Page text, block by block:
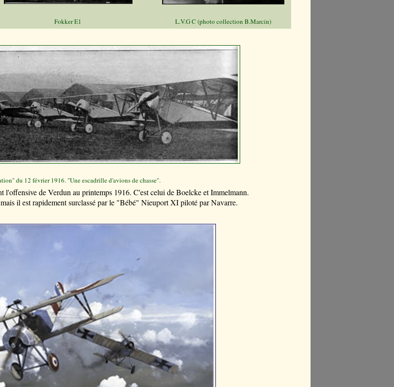
Fokker E1 L.V.G C (photo collection B.Marcin)
du 12 février 1916. "Une escadrille d'avions de chasse".
de Verdun au printemps 1916. C'est celui de Boelcke et Immelmann.
il est rapidement surclassé par le "Bébé" Nieuport XI piloté par Navarre.